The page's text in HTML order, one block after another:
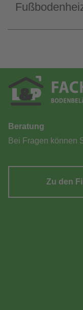
Beratung
Bei Fragen können
Zu den